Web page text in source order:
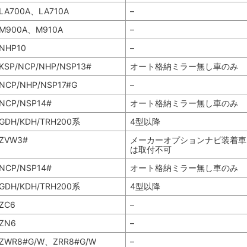
LA700A、LA710A
–
M900A、M910A
–
NHP10
–
KSP/NCP/NHP/NSP13#
オート格納ミラー無し車のみ
NCP/NHP/NSP17#G
–
NCP/NSP14#
オート格納ミラー無し車のみ
GDH/KDH/TRH200系
4型以降
メーカーオプションナビ装着車
は取付不可
NCP/NSP14#
オート格納ミラー無し車のみ
GDH/KDH/TRH200系
4型以降
–
–
W、ZRR8#G/W
–